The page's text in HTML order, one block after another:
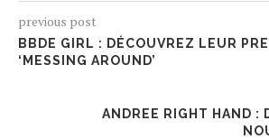
previous post
BBDE GIRL : DÉCOUVREZ LEUR
‘MESSING AROUND’
ANDREE RIGHT HAND :